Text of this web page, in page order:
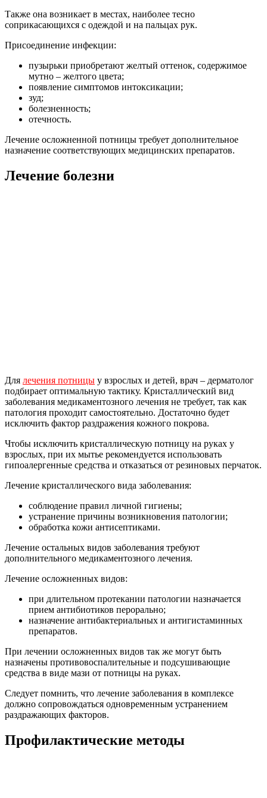
Также она возникает в местах, наиболее тесно
соприкасающихся с одеждой и на пальцах рук.
Присоединение инфекции:
пузырьки приобретают желтый оттенок, содержимое
мутно – желтого цвета;
появление симптомов интоксикации;
зуд;
болезненность;
отечность.
Лечение осложненной потницы требует дополнительное
назначение соответствующих медицинских препаратов.
Лечение болезни
Для лечения потницы у взрослых и детей, врач – дерматолог
подбирает оптимальную тактику. Кристаллический вид
заболевания медикаментозного лечения не требует, так как
патология проходит самостоятельно. Достаточно будет
исключить фактор раздражения кожного покрова.
Чтобы исключить кристаллическую потницу на руках у
взрослых, при их мытье рекомендуется использовать
гипоалергенные средства и отказаться от резиновых перчаток.
Лечение кристаллического вида заболевания:
соблюдение правил личной гигиены;
устранение причины возникновения патологии;
обработка кожи антисептиками.
Лечение остальных видов заболевания требуют
дополнительного медикаментозного лечения.
Лечение осложненных видов:
при длительном протекании патологии назначается
прием антибиотиков перорально;
назначение антибактериальных и антигистаминных
препаратов.
При лечении осложненных видов так же могут быть
назначены противовоспалительные и подсушивающие
средства в виде мази от потницы на руках.
Следует помнить, что лечение заболевания в комплексе
должно сопровождаться одновременным устранением
раздражающих факторов.
Профилактические методы